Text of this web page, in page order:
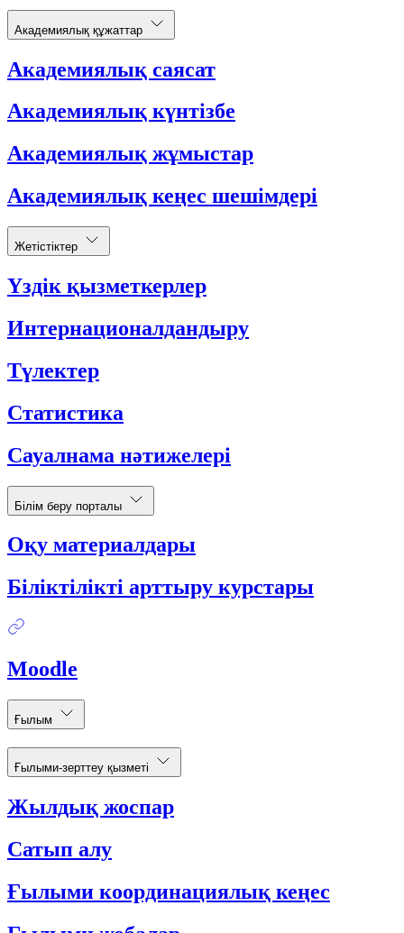
Академиялық құжаттар
Академиялық саясат
Академиялық күнтізбе
Академиялық жұмыстар
Академиялық кеңес шешімдері
Жетістіктер
Үздік қызметкерлер
Интернационалдандыру
Түлектер
Статистика
Сауалнама нәтижелері
Білім беру порталы
Оқу материалдары
Біліктілікті арттыру курстары
Moodle
Ғылым
Ғылыми-зерттеу қызметі
Жылдық жоспар
Сатып алу
Ғылыми координациялық кеңес